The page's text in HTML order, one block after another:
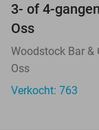
3- of 4-
Oss
Woodstock Bar &
Oss
Verkocht: 763